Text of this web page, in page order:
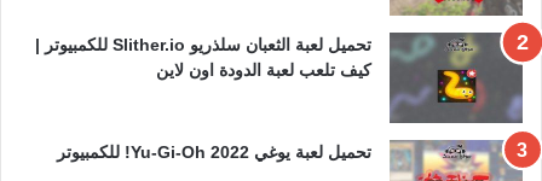
تحميل لعبة الثعبان سلذريو Slither.io للكمبيوتر |
كيف تلعب لعبة الدودة اون لاين
تحميل لعبة يوغي 2022 Yu-Gi-Oh! للكمبيوتر